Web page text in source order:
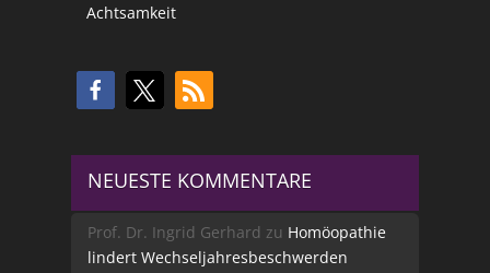
Achtsamkeit
NEUESTE KOMMENTARE
Prof. Dr. Ingrid Gerhard zu Homöopathie
lindert Wechseljahresbeschwerden